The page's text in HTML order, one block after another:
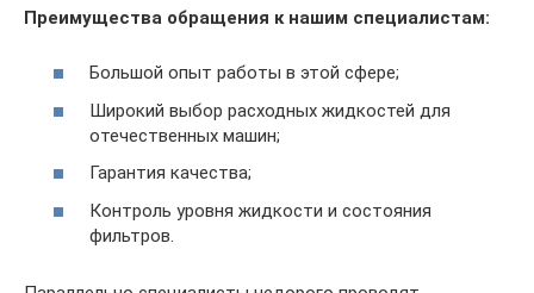
Преимущества обращения к нашим специалистам:
Большой опыт работы в этой сфере;
Широкий выбор расходных жидкостей для
отечественных машин;
Гарантия качества;
Контроль уровня жидкости и состояния
фильтров.